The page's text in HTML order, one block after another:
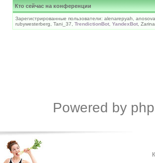
Кто сейчас на конференции
Зарегистрированные пользователи: alenarepyah,
rubywesterberg, Tani_37, TrendictionBot YandexBot ,
Powered by